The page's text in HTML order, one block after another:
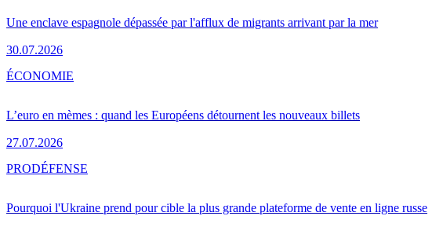
Une enclave espagnole dépassée par l'afflux de migrants arrivant par la mer
30.07.2026
L’euro en mèmes : quand les Européens détournent les nouveaux billets
27.07.2026
ÉCONOMIE
Pourquoi l'Ukraine prend pour cible la plus grande plateforme de vente en ligne russe
PRODÉFENSE